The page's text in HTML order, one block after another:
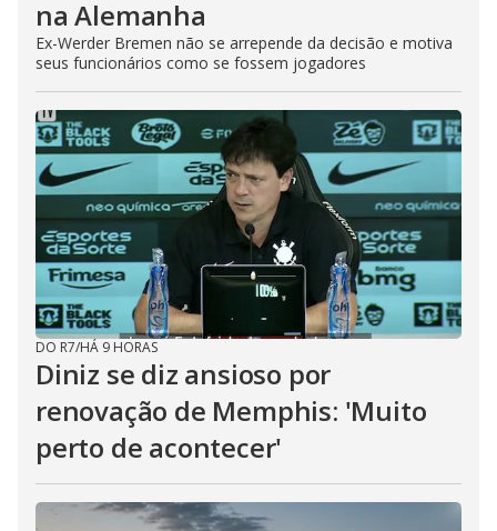
na Alemanha
Ex-Werder Bremen não se arrepende da decisão e motiva
seus funcionários como se fossem jogadores
DO R7/HÁ 9 HORAS
Diniz se diz ansioso por
renovação de Memphis: 'Muito
perto de acontecer'